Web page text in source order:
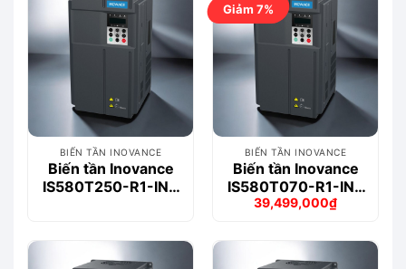
BIẾN TẦN INOVANCE
Biến tần Inovance
IS580T250-R1-INT
Giảm 7%
BIẾN TẦN INOVANCE
Biến tần Inovance
IS580T070-R1-INT
37kW 3 Pha 380V
Giá
42,473,000₫.
39,499,000₫
Giá
39,499,000₫.